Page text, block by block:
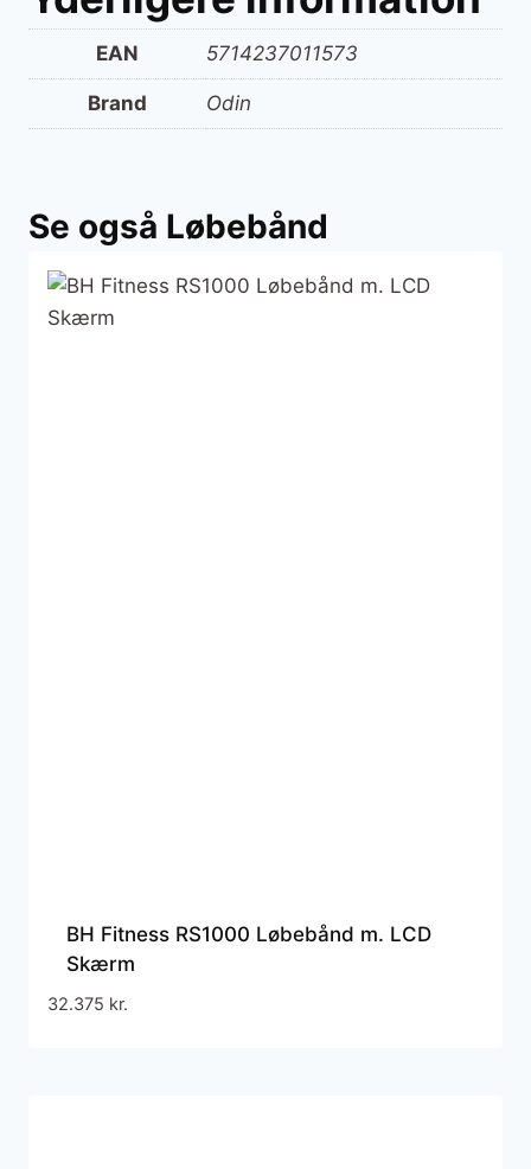
EAN 5714237011573
Brand Odin
Se også Løbebånd
BH Fitness RS1000 Løbebånd m. LCD
Skærm
32.375 kr.